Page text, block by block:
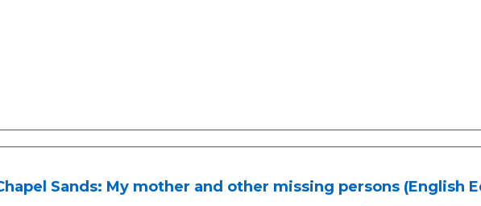
Sands: My mother and other missing persons (English